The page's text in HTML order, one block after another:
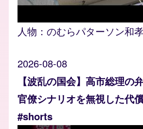
人物： のむらパターソン和
2026-08-08
【波乱の国会】高市総理の
官僚シナリオを無視した代
#shorts